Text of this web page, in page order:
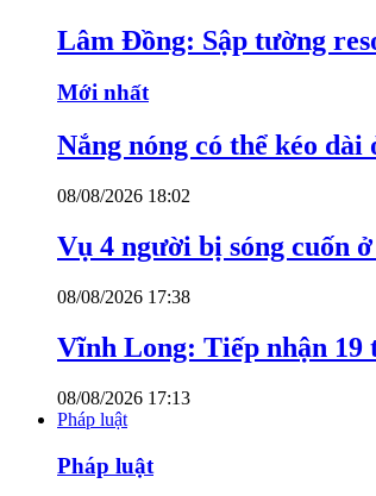
Lâm Đồng: Sập tường
Mới nhất
Nắng nóng có thể kéo dài
08/08/2026 18:02
Vụ 4 người bị sóng cuốn
08/08/2026 17:38
Vĩnh Long: Tiếp nhận 19
08/08/2026 17:13
Pháp luật
Pháp luật